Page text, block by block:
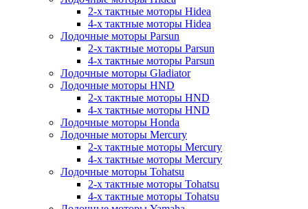
2-х тактные моторы Hidea
4-х тактные моторы Hidea
Лодочные моторы Parsun
2-х тактные моторы Parsun
4-х тактные моторы Parsun
Лодочные моторы Gladiator
Лодочные моторы HND
2-х тактные моторы HND
4-х тактные моторы HND
Лодочные моторы Honda
Лодочные моторы Mercury
2-х тактные моторы Mercury
4-х тактные моторы Mercury
Лодочные моторы Tohatsu
2-х тактные моторы Tohatsu
4-х тактные моторы Tohatsu